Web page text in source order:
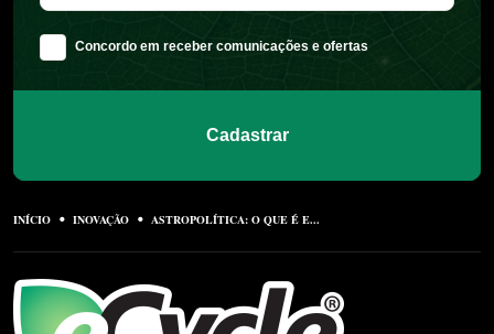
Concordo em receber comunicações e ofertas
Cadastrar
INÍCIO INOVAÇÃO ASTROPOLÍTICA: O QUE É E...